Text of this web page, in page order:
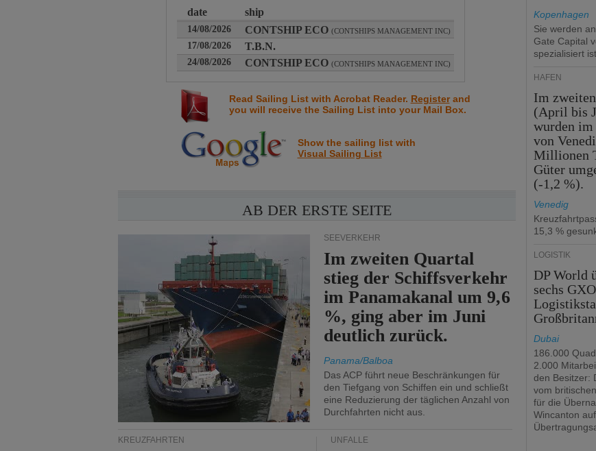
date ship
14/08/2026 CONTSHIP ECO (CONTSHIPS MANAGEMENT INC)
17/08/2026 T.B.N.
24/08/2026 CONTSHIP ECO (CONTSHIPS MANAGEMENT INC)
Read Sailing List with Acrobat Reader. Registerand
you will receive the Sailing List into your Mail Box.
Show the sailing list with
Visual Sailing List
AB DER ERSTE SEITE
SEEVERKEHR
Im zweiten Quartal
stieg der Schiffsverkehr
im Panamakanal um 9,6
%, ging aber im Juni
deutlich zurück.
Panama/Balboa
Das ACP führt neue Beschränkungen für
den Tiefgang von Schiffen ein und schließt
eine Reduzierung der täglichen Anzahl von
Durchfahrten nicht aus.
KREUZFAHRTEN UNFÄLLE
Kopenhagen
Sie werden
Gate Capital
spezialisiert ist.
HÄFEN
Im
(April bis
wurden im
von
Millionen
Güter
(-1,2 %).
Venedig
15,3 %
LOGISTIK
DP World
sechs
Dubai
186.000
2.000
den Besitzer:
vom
für die
Wincanton